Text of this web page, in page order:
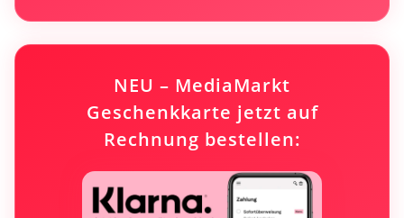
NEU – MediaMarkt
Geschenkkarte jetzt auf
Rechnung bestellen: